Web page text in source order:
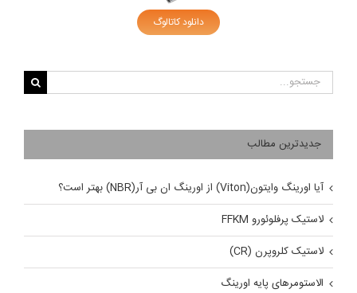
دانلود کاتالوگ
جستجو
برای:
جدیدترین مطالب
آیا اورینگ وایتون(Viton) از اورینگ ان بی آر(NBR) بهتر است؟
لاستیک پرفلوئورو FFKM
لاستیک کلروپرن (CR)
الاستومرهای پایه اورینگ